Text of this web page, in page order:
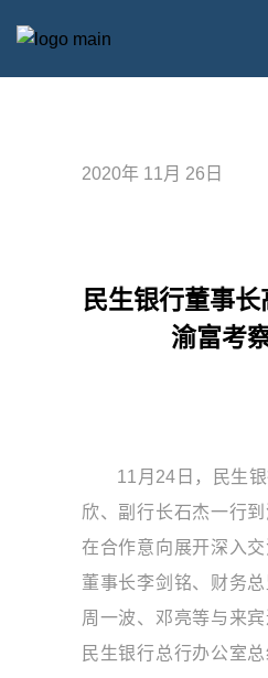
2020年 11月 26日
民生银行董事
渝富考
11月24日，民生
欣、副行长石杰一行
在合作意向展开深入
董事长李剑铭、财务
周一波、邓亮等与来宾
民生银行总行办公室